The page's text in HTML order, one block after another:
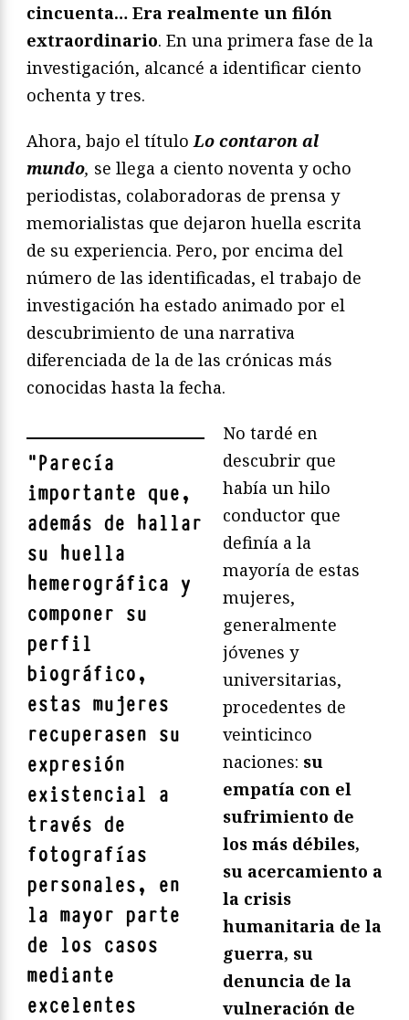
cincuenta… Era realmente un filón
extraordinario. En una primera fase de la
investigación, alcancé a identificar ciento
ochenta y tres.
Ahora, bajo el títuloLo contaron al
mundo, se llega a ciento noventa y ocho
periodistas, colaboradoras de prensa y
memorialistas que dejaron huella escrita
de su experiencia. Pero, por encima del
número de las identificadas, el trabajo de
investigación ha estado animado por el
descubrimiento de una narrativa
diferenciada de la de las crónicas más
conocidas hasta la fecha.
"Parecía
importante que,
además de hallar
su huella
hemerográfica y
componer su
perfil
biográfico,
estas mujeres
recuperasen su
expresión
existencial a
través de
fotografías
personales, en
la mayor parte
de los casos
mediante
excelentes
No tardé en
descubrir que
había un hilo
conductor que
definía a la
mayoría de estas
mujeres,
generalmente
jóvenes y
universitarias,
procedentes de
veinticinco
naciones: su
empatía con el
sufrimiento de
los más débiles,
su acercamiento a
la crisis
humanitaria de la
guerra, su
denuncia de la
vulneración de